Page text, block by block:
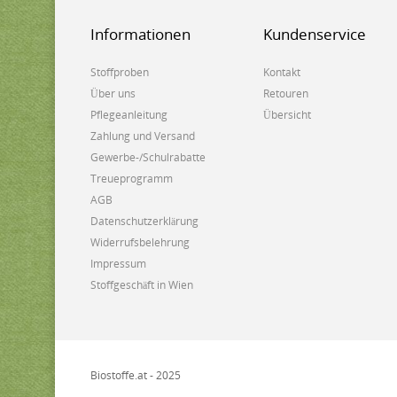
Informationen
Stoffproben
Über uns
Pflegeanleitung
Zahlung und Versand
Gewerbe-/Schulrabatte
Treueprogramm
AGB
Datenschutzerklärung
Widerrufsbelehrung
Impressum
Stoffgeschäft in Wien
Kundenservice
Kontakt
Retouren
Übersicht
Biostoffe.at - 2025